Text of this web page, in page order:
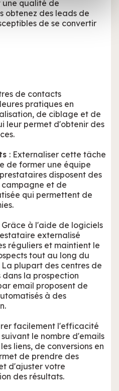
vous leur avez fournies
votre utilisation de leurs
une qualité de
obtenez des leads de
de se convertir
de contacts
pratiques en
de ciblage et de
leur permet d'obtenir des
: Externaliser cette tâche
de former une équipe
disposent des
et de
qui permettent de
à l'aide de logiciels
externalisé
réguliers et maintient le
tout au long du
La plupart des centres de
la prospection
email proposent de
à des
facilement l'efficacité
le nombre d'emails
liens, de conversions en
de prendre des
d'ajuster votre
des résultats.